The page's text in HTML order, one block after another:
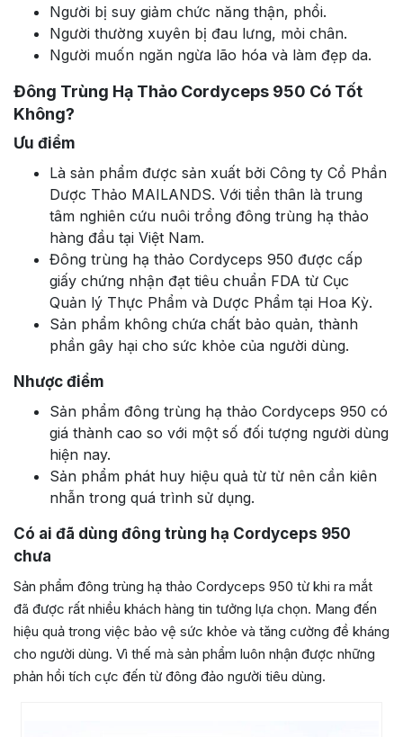
Người bị suy giảm chức năng thận, phổi.
Người thường xuyên bị đau lưng, mỏi chân.
Người muốn ngăn ngừa lão hóa và làm đẹp da.
Đông Trùng Hạ Thảo Cordyceps 950 Có Tốt
Không?
Ưu điểm
Là sản phẩm được sản xuất bởi Công ty Cổ Phần
Dược Thảo MAILANDS. Với tiền thân là trung
tâm nghiên cứu nuôi trồng đông trùng hạ thảo
hàng đầu tại Việt Nam.
Đông trùng hạ thảo Cordyceps 950 được cấp
giấy chứng nhận đạt tiêu chuẩn FDA từ Cục
Quản lý Thực Phẩm và Dược Phẩm tại Hoa Kỳ.
Sản phẩm không chứa chất bảo quản, thành
phần gây hại cho sức khỏe của người dùng.
Nhược điểm
Sản phẩm đông trùng hạ thảo Cordyceps 950 có
giá thành cao so với một số đối tượng người dùng
hiện nay.
Sản phẩm phát huy hiệu quả từ từ nên cần kiên
nhẫn trong quá trình sử dụng.
Có ai đã dùng đông trùng hạ Cordyceps 950
chưa
Sản phẩm đông trùng hạ thảo Cordyceps 950 từ khi ra mắt
đã được rất nhiều khách hàng tin tưởng lựa chọn. Mang đến
hiệu quả trong việc bảo vệ sức khỏe và tăng cường đề kháng
cho người dùng. Vì thế mà sản phẩm luôn nhận được những
phản hồi tích cực đến từ đông đảo người tiêu dùng.